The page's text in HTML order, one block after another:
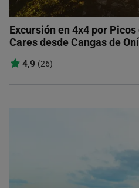
Excursión en 4x4 por Picos
Cares desde Cangas de
4,9 (26)